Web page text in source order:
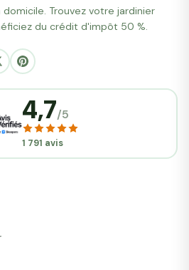
Trouvez votre jardinier
du crédit d'impôt 50 %.
4,7/5
1 791 avis